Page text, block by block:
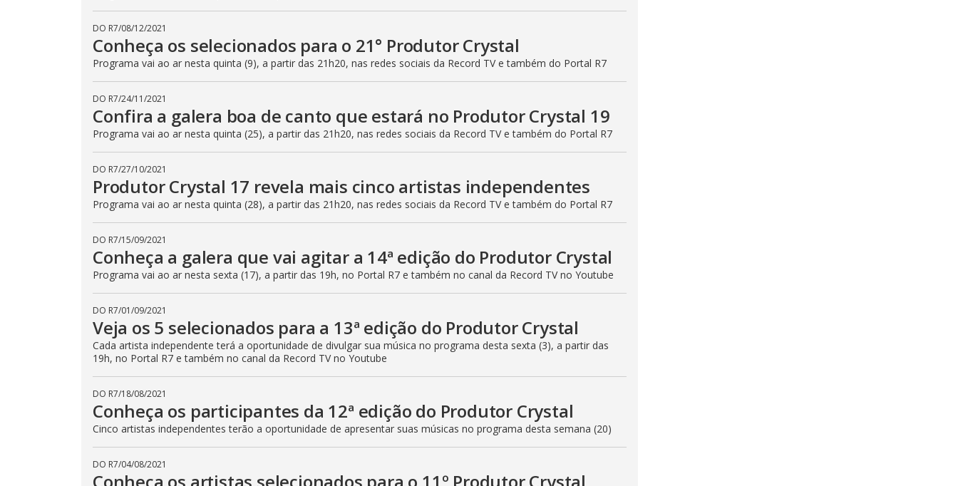
DO R7/08/12/2021
Conheça os selecionados para o 21° Produtor Crystal
Programa vai ao ar nesta quinta (9), a partir das 21h20, nas redes sociais da Record TV e também do Portal R7
DO R7/24/11/2021
Confira a galera boa de canto que estará no Produtor Crystal 19
Programa vai ao ar nesta quinta (25), a partir das 21h20, nas redes sociais da Record TV e também do Portal R7
DO R7/27/10/2021
Produtor Crystal 17 revela mais cinco artistas independentes
Programa vai ao ar nesta quinta (28), a partir das 21h20, nas redes sociais da Record TV e também do Portal R7
DO R7/15/09/2021
Conheça a galera que vai agitar a 14ª edição do Produtor Crystal
Programa vai ao ar nesta sexta (17), a partir das 19h, no Portal R7 e também no canal da Record TV no Youtube
DO R7/01/09/2021
Veja os 5 selecionados para a 13ª edição do Produtor Crystal
Cada artista independente terá a oportunidade de divulgar sua música no programa desta sexta (3), a partir das
19h, no Portal R7 e também no canal da Record TV no Youtube
DO R7/18/08/2021
Conheça os participantes da 12ª edição do Produtor Crystal
Cinco artistas independentes terão a oportunidade de apresentar suas músicas no programa desta semana (20)
DO R7/04/08/2021
Conheça os artistas selecionados para o 11º Produtor Crystal